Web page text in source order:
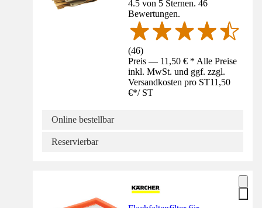
4.5 von 5 Sternen. 46
Bewertungen.
(46)
Preis — 11,50 € * Alle Preise
inkl. MwSt. und ggf. zzgl.
Versandkosten pro ST11,50
€*/ ST
Online bestellbar
Reservierbar